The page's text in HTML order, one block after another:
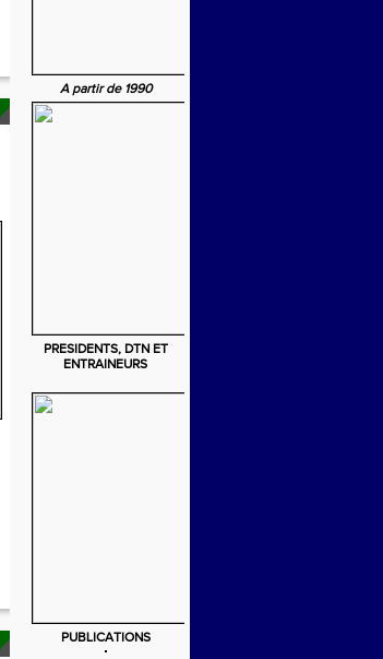
A partir de 1990
PRESIDENTS, DTN ET
ENTRAINEURS
PUBLICATIONS